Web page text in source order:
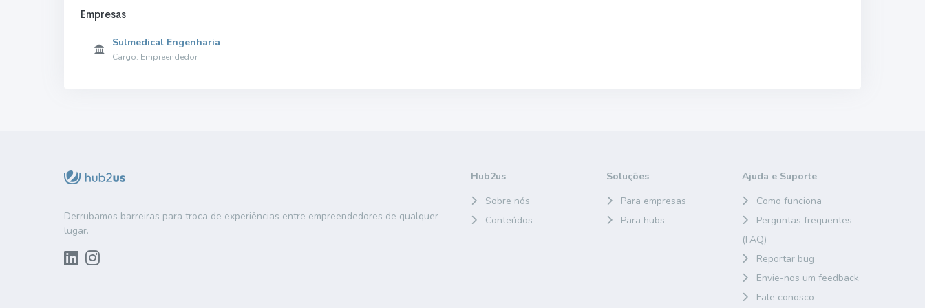
Empresas
Sulmedical Engenharia
Cargo: Empreendedor
Derrubamos barreiras para troca de experiências entre empreendedores de qualquer
lugar.
Hub2us
Sobre nós
Conteúdos
Soluções
Para empresas
Para hubs
Ajuda e Suporte
Como funciona
Perguntas frequentes
(FAQ)
Reportar bug
Envie-nos um feedback
Fale conosco